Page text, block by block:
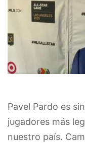
Pavel Pardo es
jugadores más
nuestro país.